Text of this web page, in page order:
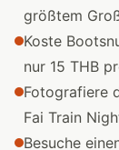
größtem
Koste
nur 15 THB
Fotografiere
Fai Train
Besuche